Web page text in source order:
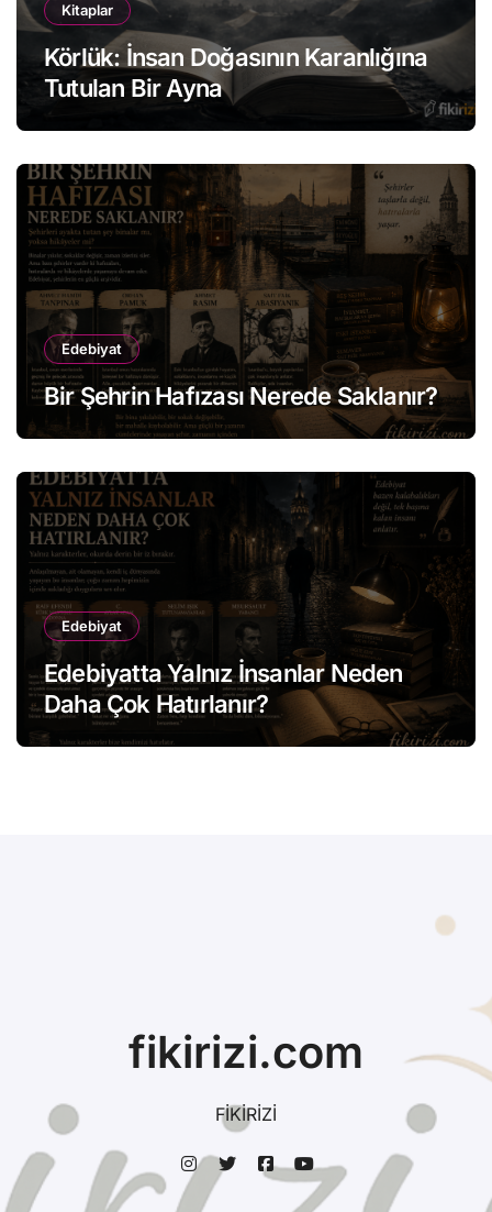
Kitaplar
Körlük: İnsan Doğasının Karanlığına
Tutulan Bir Ayna
Edebiyat
Bir Şehrin Hafızası Nerede Saklanır?
Edebiyat
Edebiyatta Yalnız İnsanlar Neden
Daha Çok Hatırlanır?
fikirizi.com
FİKİRİZİ